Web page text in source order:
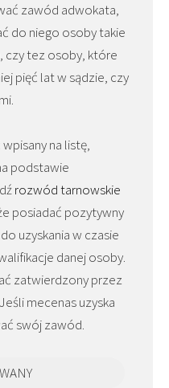
zawód adwokata,
do niego osoby takie
czy tez osoby, które
pięć lat w sądzie, czy
na listę,
podstawie
rozwód tarnowskie
posiadać pozytywny
uzyskania w czasie
danej osoby.
zatwierdzony przez
mecenas uzyska
swój zawód.